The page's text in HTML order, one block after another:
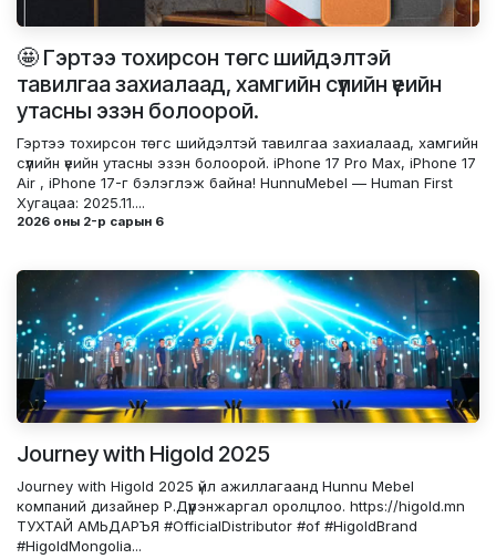
🤩 Гэртээ тохирсон төгс шийдэлтэй
тавилгаа захиалаад, хамгийн сүүлийн үеийн
утасны эзэн болоорой.
Гэртээ тохирсон төгс шийдэлтэй тавилгаа захиалаад, хамгийн
сүүлийн үеийн утасны эзэн болоорой. iPhone 17 Pro Max, iPhone 17
Air , iPhone 17-г бэлэглэж байна! HunnuMebel — Human First
Хугацаа: 2025.11....
2026 оны 2-р сарын 6
Journey with Higold 2025
Journey with Higold 2025 үйл ажиллагаанд Hunnu Mebel
компаний дизайнер Р.Дүүрэнжаргал оролцлоо. https://higold.mn
ТУХТАЙ АМЬДАРЪЯ #OfficialDistributor #of #HigoldBrand
#HigoldMongolia...